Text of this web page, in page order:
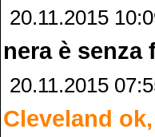
20.11.2015
nera è senza
20.11.2015
Cleveland